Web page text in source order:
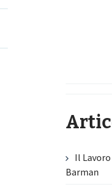
Il
Barman